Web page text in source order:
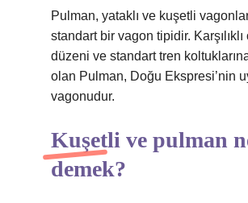
Pulman, yataklı ve kuşetli
standart bir vagon tipidir. Karşılıklı
düzeni ve standart tren
olan Pulman, Doğu Ekspresi’nin
vagonudur.
Kuşetli ve pulman
demek?